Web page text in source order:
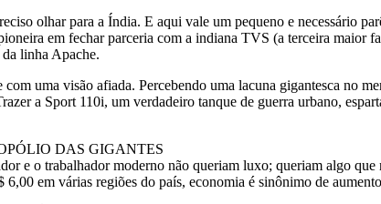
olhar para a Índia. E aqui vale um pequeno e
em fechar parceria com a indiana TVS (a terceira
da linha Apache.
uma visão afiada. Percebendo uma lacuna gigantesca no
a Sport 110i, um verdadeiro tanque de guerra urbano,
DAS GIGANTES
e o trabalhador moderno não queriam luxo; queriam algo
em várias regiões do país, economia é sinônimo de